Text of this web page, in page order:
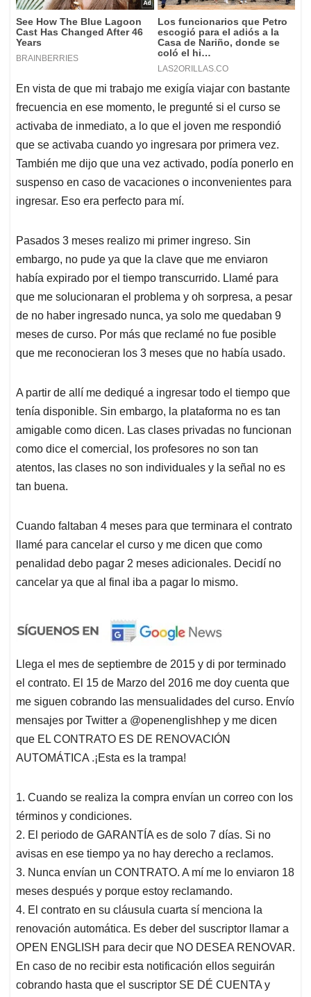
En vista de que mi trabajo me exigía viajar con bastante
frecuencia en ese momento, le pregunté si el curso se
activaba de inmediato, a lo que el joven me respondió
que se activaba cuando yo ingresara por primera vez.
También me dijo que una vez activado, podía ponerlo en
suspenso en caso de vacaciones o inconvenientes para
ingresar. Eso era perfecto para mí.
Pasados 3 meses realizo mi primer ingreso. Sin
embargo, no pude ya que la clave que me enviaron
había expirado por el tiempo transcurrido. Llamé para
que me solucionaran el problema y oh sorpresa, a pesar
de no haber ingresado nunca, ya solo me quedaban 9
meses de curso. Por más que reclamé no fue posible
que me reconocieran los 3 meses que no había usado.
A partir de allí me dediqué a ingresar todo el tiempo que
tenía disponible. Sin embargo, la plataforma no es tan
amigable como dicen. Las clases privadas no funcionan
como dice el comercial, los profesores no son tan
atentos, las clases no son individuales y la señal no es
tan buena.
Cuando faltaban 4 meses para que terminara el contrato
llamé para cancelar el curso y me dicen que como
penalidad debo pagar 2 meses adicionales. Decidí no
cancelar ya que al final iba a pagar lo mismo.
Llega el mes de septiembre de 2015 y di por terminado
el contrato. El 15 de Marzo del 2016 me doy cuenta que
me siguen cobrando las mensualidades del curso. Envío
mensajes por Twitter a @openenglishhep y me dicen
que EL CONTRATO ES DE RENOVACIÓN
AUTOMÁTICA .¡Esta es la trampa!
1. Cuando se realiza la compra envían un correo con los
términos y condiciones.
2. El periodo de GARANTÍA es de solo 7 días. Si no
avisas en ese tiempo ya no hay derecho a reclamos.
3. Nunca envían un CONTRATO. A mí me lo enviaron 18
meses después y porque estoy reclamando.
4. El contrato en su cláusula cuarta sí menciona la
renovación automática. Es deber del suscriptor llamar a
OPEN ENGLISH para decir que NO DESEA RENOVAR.
En caso de no recibir esta notificación ellos seguirán
cobrando hasta que el suscriptor SE DÉ CUENTA y